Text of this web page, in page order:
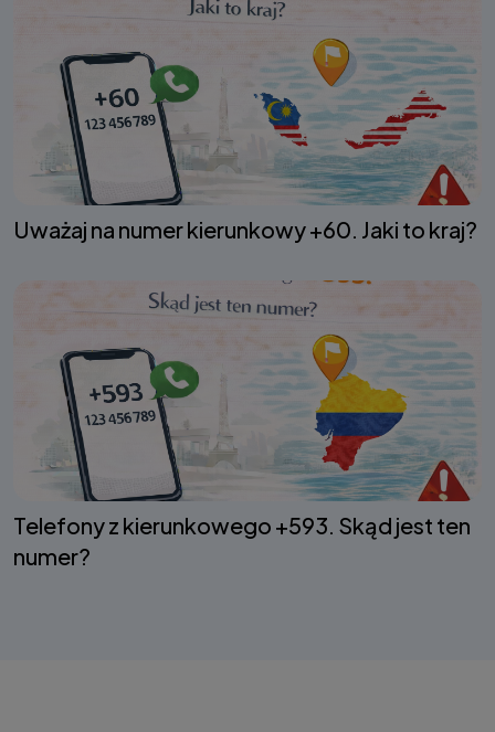
Uważaj na numer kierunkowy +60. Jaki to kraj?
Telefony z kierunkowego +593. Skąd jest ten
numer?